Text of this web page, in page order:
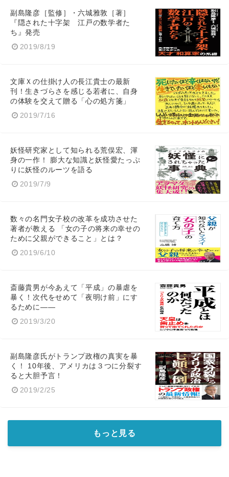
副島隆彦［監修］・六城雅敦［著］
『隠された十字架 江戸の数学者た
ち』発売
2019/8/19
文庫Ｘの仕掛け人の長江貴士の最新
刊！生きづらさを感じる若者に、自身
の体験を交えて贈る「心の処方箋」
2019/7/16
妖怪研究家として知られる荒俣宏、渾
身の一作！ 膨大な知識と妖怪愛たっぷ
りに妖怪のルーツを語る
2019/7/9
数々の名門女子校の改革を成功させた
著者が教える 「女の子の将来の幸せの
ために父親ができること」とは？
2019/6/10
斎藤貴男が今あえて「平成」の暴虐を
暴く！次代をせめて「夜明け前」にす
るために――
2019/3/20
副島隆彦氏がトランプ政権の真実を暴
く！ 10年後、アメリカは３つに分裂す
ると大胆予言！
2019/2/25
もっと見る